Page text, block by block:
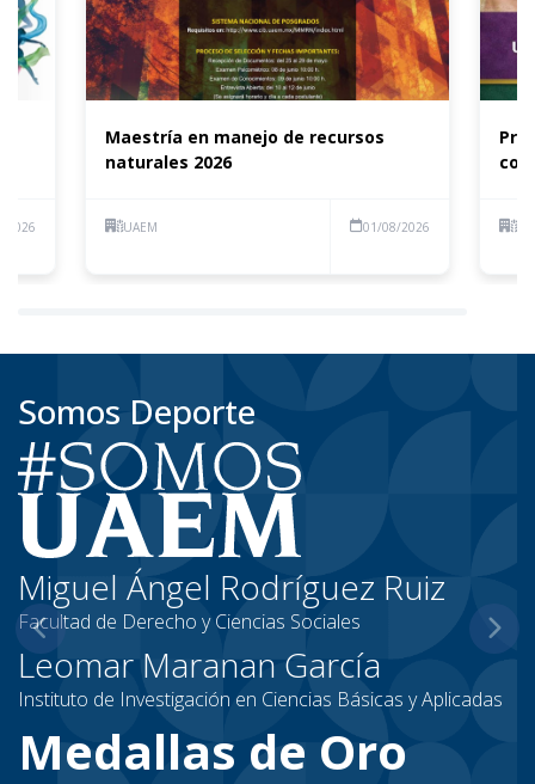
2026
Maestría en manejo de recursos
naturales 2026
UAEM 01/08/2026
Somos Deporte
Miguel Ángel Rodríguez Ruiz
Facultad de Derecho y Ciencias Sociales
Leomar Maranan García
Instituto de Investigación en Ciencias Básicas y Aplicadas
Medallas de Oro